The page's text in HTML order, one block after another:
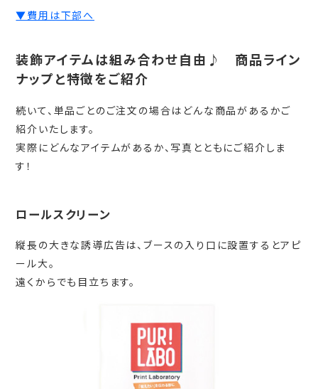
▼費用は下部へ
装飾アイテムは組み合わせ自由♪ 商品ライン
ナップと特徴をご紹介
続いて、単品ごとのご注文の場合はどんな商品があるかご
紹介いたします。
実際にどんなアイテムがあるか、写真とともにご紹介しま
す！
ロールスクリーン
縦長の大きな誘導広告は、ブースの入り口に設置するとアピ
ール大。
遠くからでも目立ちます。